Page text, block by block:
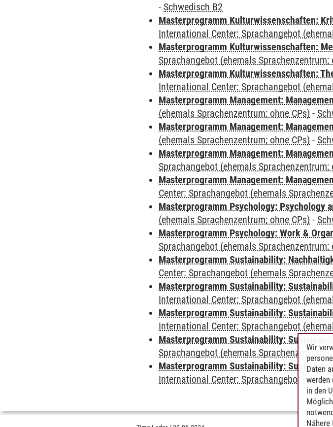
- Schwedisch B2
Masterprogramm Kulturwissenschaften:
International Center: Sprachangebot
Masterprogramm Kulturwissenschaften:
Sprachangebot (ehemals Sprachenzentrum;
Masterprogramm Kulturwissenschaften:
International Center: Sprachangebot
Masterprogramm Management:
(ehemals Sprachenzentrum; ohne CPs) -
Masterprogramm Management:
(ehemals Sprachenzentrum; ohne CPs) -
Masterprogramm Management:
Sprachangebot (ehemals Sprachenzentrum;
Masterprogramm Management:
Center: Sprachangebot (ehemals
Masterprogramm Psychology: Psychology
(ehemals Sprachenzentrum; ohne CPs) -
Masterprogramm Psychology: Work &
Sprachangebot (ehemals Sprachenzentrum;
Masterprogramm Sustainability:
Center: Sprachangebot (ehemals
Masterprogramm Sustainability:
International Center: Sprachangebot
Masterprogramm Sustainability:
International Center: Sprachangebot
Masterprogramm Sustainability:
Sprachangebot (ehemals Sprachenzentrum;
Masterprogramm Sustainability:
International Center: Sprachangebot
Wir
Daten
werden
in den